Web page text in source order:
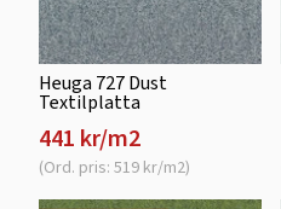
Heuga 727 Dust
Textilplatta
441 kr/m2
(Ord. pris: 519 kr/m2)